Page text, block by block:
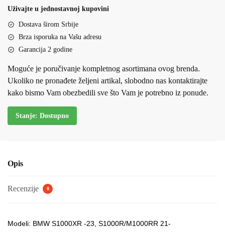
Uživajte u jednostavnoj kupovini
Dostava širom Srbije
Brza isporuka na Vašu adresu
Garancija 2 godine
Moguće je poručivanje kompletnog asortimana ovog brenda.
Ukoliko ne pronađete željeni artikal, slobodno nas kontaktirajte
kako bismo Vam obezbedili sve što Vam je potrebno iz ponude.
Stanje: Dostupno
Opis
Recenzije 0
Modeli: BMW S1000XR -23, S1000R/M1000RR 21-